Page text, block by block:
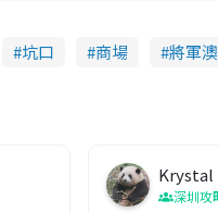
坑口 商場 將軍澳
Krystal
深圳攻